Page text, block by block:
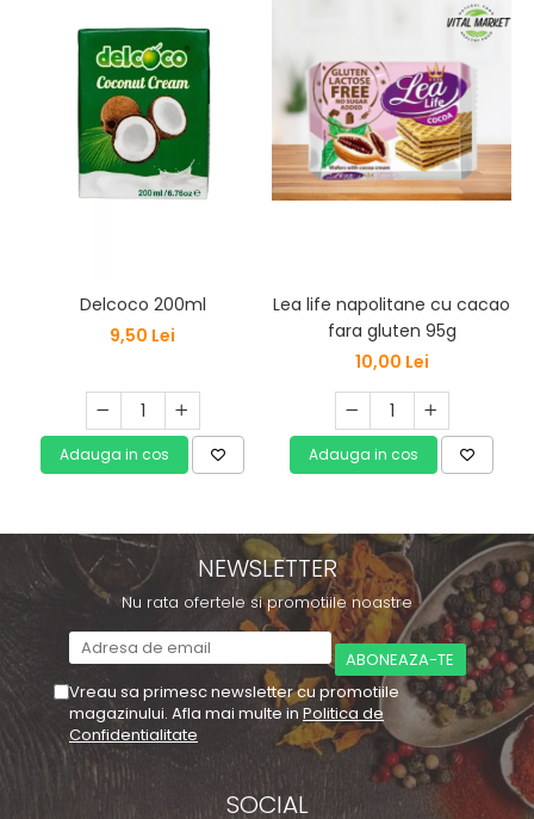
Delcoco 200ml
9,50 Lei
Adauga in cos
Lea life napolitane cu cacao
fara gluten 95g
10,00 Lei
Adauga in cos
NEWSLETTER
Nu rata ofertele si promotiile noastre
Vreau sa primesc newsletter cu promotiile
magazinului. Afla mai multe in Politica de
Confidentialitate
SOCIAL